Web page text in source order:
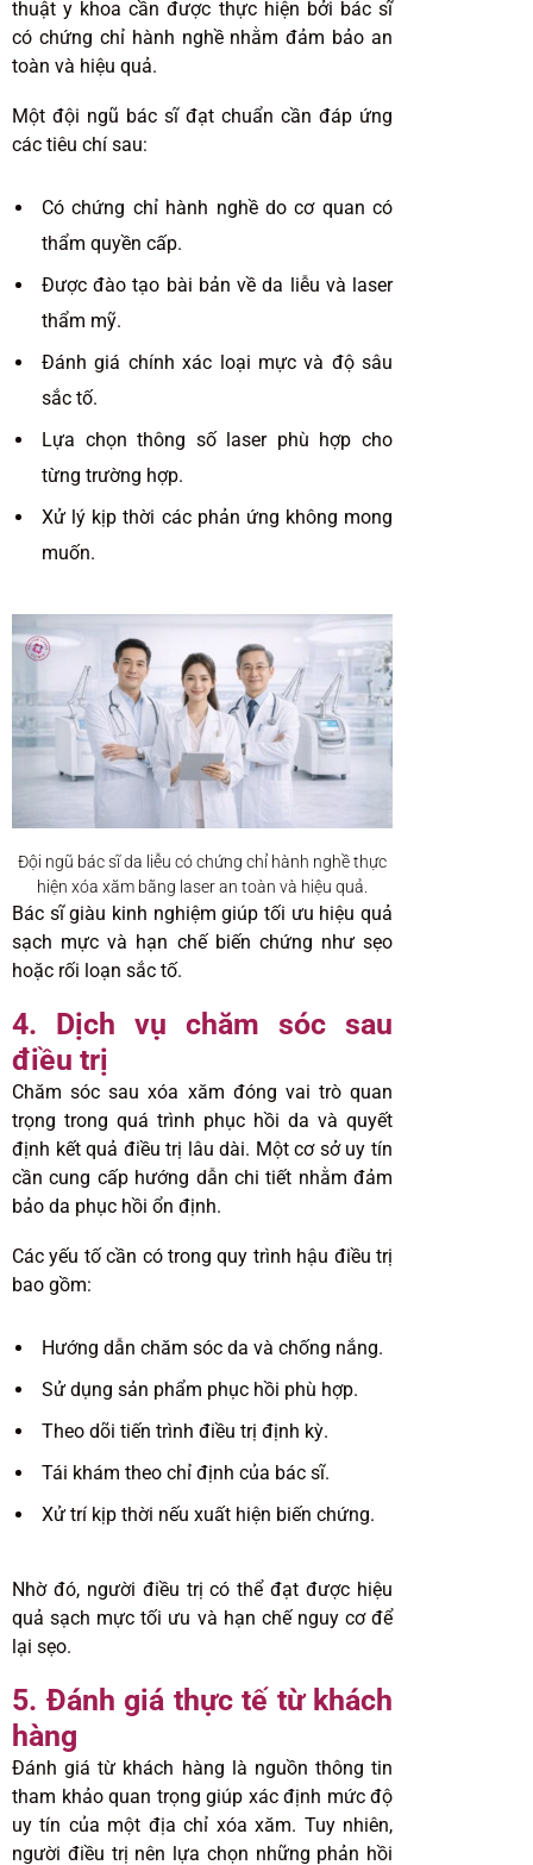
thuật y khoa cần được thực hiện bởi bác sĩ
có chứng chỉ hành nghề nhằm đảm bảo an
toàn và hiệu quả.
Một đội ngũ bác sĩ đạt chuẩn cần đáp ứng
các tiêu chí sau:
Có chứng chỉ hành nghề do cơ quan có
thẩm quyền cấp.
Được đào tạo bài bản về da liễu và laser
thẩm mỹ.
Đánh giá chính xác loại mực và độ sâu
sắc tố.
Lựa chọn thông số laser phù hợp cho
từng trường hợp.
Xử lý kịp thời các phản ứng không mong
muốn.
Đội ngũ bác sĩ da liễu có chứng chỉ hành nghề thực
hiện xóa xăm bằng laser an toàn và hiệu quả.
Bác sĩ giàu kinh nghiệm giúp tối ưu hiệu quả
sạch mực và hạn chế biến chứng như sẹo
hoặc rối loạn sắc tố.
4. Dịch vụ chăm sóc sau
điều trị
Chăm sóc sau xóa xăm đóng vai trò quan
trọng trong quá trình phục hồi da và quyết
định kết quả điều trị lâu dài. Một cơ sở uy tín
cần cung cấp hướng dẫn chi tiết nhằm đảm
bảo da phục hồi ổn định.
Các yếu tố cần có trong quy trình hậu điều trị
bao gồm:
Hướng dẫn chăm sóc da và chống nắng.
Sử dụng sản phẩm phục hồi phù hợp.
Theo dõi tiến trình điều trị định kỳ.
Tái khám theo chỉ định của bác sĩ.
Xử trí kịp thời nếu xuất hiện biến chứng.
Nhờ đó, người điều trị có thể đạt được hiệu
quả sạch mực tối ưu và hạn chế nguy cơ để
lại sẹo.
5. Đánh giá thực tế từ khách
hàng
Đánh giá từ khách hàng là nguồn thông tin
tham khảo quan trọng giúp xác định mức độ
uy tín của một địa chỉ xóa xăm. Tuy nhiên,
người điều trị nên lựa chọn những phản hồi